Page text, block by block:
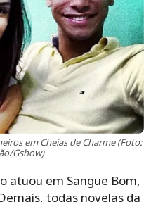
em Cheias de Charme (Foto:
Gshow)
atuou em Sangue Bom,
todas novelas da